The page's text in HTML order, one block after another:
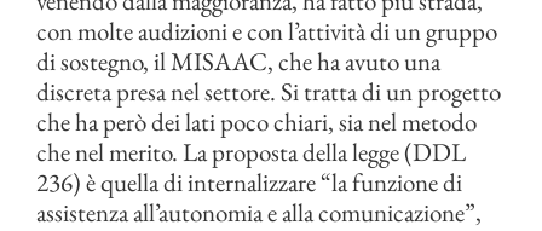
con molte audizioni e con l’attività di un gruppo
di sostegno, il MISAAC, che ha avuto una
discreta presa nel settore. Si tratta di un progetto
che ha però dei lati poco chiari, sia nel metodo
che nel merito. La proposta della legge (DDL
236) è quella di internalizzare “la funzione di
assistenza all’autonomia e alla comunicazione”,